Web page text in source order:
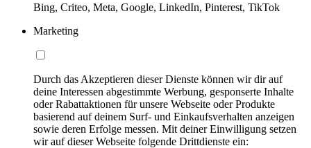
Bing, Criteo, Meta, Google, LinkedIn, Pinterest, TikTok
Marketing
Durch das Akzeptieren dieser Dienste können wir dir auf
deine Interessen abgestimmte Werbung, gesponserte Inhalte
oder Rabattaktionen für unsere Webseite oder Produkte
basierend auf deinem Surf- und Einkaufsverhalten anzeigen
sowie deren Erfolge messen. Mit deiner Einwilligung setzen
wir auf dieser Webseite folgende Drittdienste ein: